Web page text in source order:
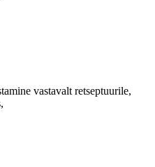
vastavalt retseptuurile,